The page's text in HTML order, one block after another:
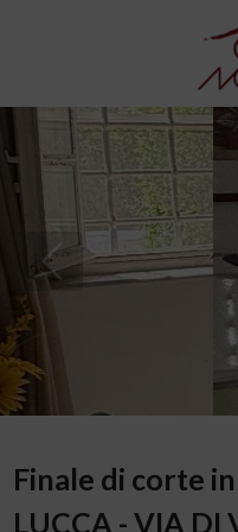
Finale di corte
LUCCA - VIA DI